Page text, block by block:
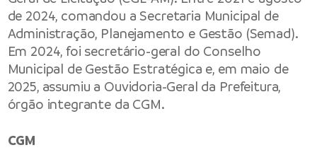
de 2024, comandou a Secretaria Municipal de
Administração, Planejamento e Gestão (Semad).
Em 2024, foi secretário-geral do Conselho
Municipal de Gestão Estratégica e, em maio de
2025, assumiu a Ouvidoria-Geral da Prefeitura,
órgão integrante da CGM.
CGM